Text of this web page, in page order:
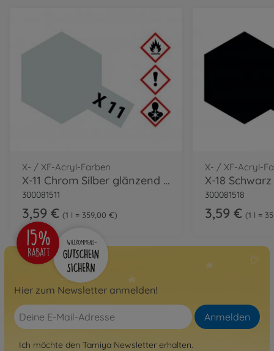
X- / XF-Acryl-Farben
X-11 Chrom Silber glänzend 10ml
300081511
3,59 € 1 l = 359,00 €
X- / XF-Acryl-
300081518
3,59 € 1 l =
Hier zum Newsletter anmelden!
Anmelden
Ich möchte den Tamiya Newsletter erhalten.